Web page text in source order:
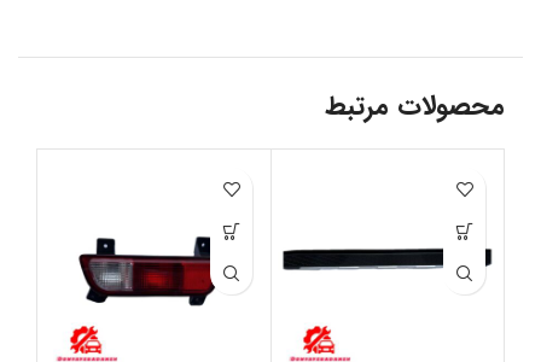
محصولات مرتبط